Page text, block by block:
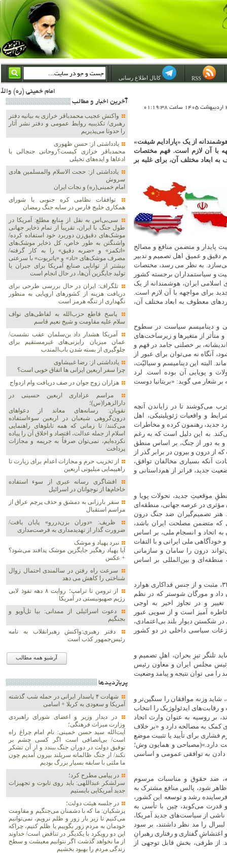
کانال اطلاع رسانی
امام خمینی (ره) والله اسلام تمامش سیاست است؛ ***** امام شهید: به گفتار امام و کردار امام اهتمام بورزید ***** امام خمینی(ره): ان شاء الله ما اندوه دلمان را در وقت مناسب با انتقام از امریکا و آل
از یک «پارادایم شیفت»
با آن لازم است. فهم مختصات
ابعاد مختلف آن، برای غلبه بر
پایدار و متضمن منافع و مصالح
دقیق و عمیق اهل تصمیم و تدبیر
به نظر می رسد، مختصات
و سیاستمداران برجسته کشور
اسلامی ایران، هوشمندانه از یک
برای مواجهه با آن لازم است.
معطوف به ابعاد مختلف آن،
و دینامیسم سیاست در سطوح
متأثر از متغیرها و زیرساخت‌های
بر خصلتی جامد در فهم و
آنگاه نه می‌توان برای عبور از
البته این دینامیسم و سیالیّت،
و پویایی آن بوده است. لرد
شعار می گوید: «بریتانیا دوست
می‌کوشند تا در زایاندن آنچه
و واقعیات ژئوپلیتیکی، اهل
جدید، رهنمون کرده و مخاطرات
به این دلیل است که به رغم
و به دور از جنگ، بر اساس منطق
درون و بیرون در برابر گذر از
آنکه بسیاری مخالفان توافق،
جدید، فراتر از هم‌داستانی و
موقعیتِ جدید، تحولات پویا و
در عرصه جهانی، منطقه‌ای
هنر تصمیم‌گیران ضد جنگ درون
که متضمن مصلحت ایران باشد،
اتحاد و انسجام ملی، بر اساس
ملی ایرانی و با التفات
درون را سامان و سازمانی
منطقه‌ای و بین‌المللی بر اساس
نگاه ایرانیان به ایالات متحده که در ذهنیت ایرانیان تا کودتای ۲۸ مرداد ۳۲، مثبت و از جنس فداکاری هوارد
داد و مورگان شوستر که در نظم
و در تجاوز اخیر به اوجی
آمیز است و از سویی عبور
شکستن دیوار بلند بی‌اعتمادی،
سیاسی داخلی در دو کشور
تلنگر تیزِ بحران، اهلِ تصمیم و
مجلس ایران و معاون رئیس
را می توان نتیجه و پیامد وضعیت
شاید وزنه موافقان را سنگین‌تر و
رقابت‌های ایدئولوژیک را انتخاب
بر روسیه به عنوان وارث اتحاد
کمک به مصالحه دارد و‌ «بر خلاف
فشاری برای تأیید یا تثبیت موضع
دارد.»(مصباحی و همایون وش؛
دادن به توافقی عمومی و اساسی
ضد حقوق و مناسبات مرسوم
ظاهر شود، پالس منافع مشترک به
فرساینده رشد و توسعه این کشور،
قدرت می‌کوبد، چین با تأسی به
ناشی از سیاست‌های جدید آمریکا،
را مد نظر داشتند، بر سود
گفتاری و رفتاری رهبرانِ
از طرفی، بخش قابل توجهی از
آخرين اخبار و مطالب
واکنش عجیب محمدباقر خرازی به بیانیه دفتر
رهبری/ تکذیبیه روابط عمومی و دفتر نشر آثار
را حدوثا می‌پذیریم
یادداشتی از: حسن ظهوری
محمدباقر خرازی کیست؟روحانی جنجالی با
ادعاها و ایده‌های تخیلی
یادداشتی از: حجت الاسلام والمسلمین هادی
سروش
امام خمینی(ره) و نجات ایران
توافقات نظامی کره جنوبی با شورای
همکاری خلیج فارس در سایه جنگ رمضان
سی‌بی‌اس به نقل از منابع مطلع: آمریکا در
طول جنگ با ایران، تقریباً از تمام ذخایر جهانی
موشک‌های دقیق‌زن دوربرد خود استفاده کرده/
واشنگتن به طور خاص، کل ذخایر موشک‌های
«اتکمز» و «ضربه دقیق» را به کار گرفته/
مصرف موشک‌های «تاد» و «پاتریوت» با سرعتی
بیشتر از توانایی صنایع آمریکا برای جبران یا
تولید جایگزین آن‌ها، در حال انجام است
تلگراف: ایران در حال بررسی طرحی برای
دریافت هزینه از کشورهای اروپایی به منظور
نگهداری از تنگه هرمز است
پاسخ قاطع حزب‌الله به لفاظی‌های نواف
سلام علیه مقاومت و شیخ نعیم قاسم
آمریکا هشدار داد بن‌سلمان عقب نشست/
عمان میزبان رایزنی‌های غیرمستقیم برای
جلوگیری از بسته شدن باب‌المندب
یادداشتی از: رضا غبیشاوی
چرا سفر اربعین ایرانی ها اتفاق خوبی است؟
هزاران زوج‌ جوان در صف دریافت وام ازدواج
مراسم عزاداری اربعین حسینی در
دارالزهرا(س)؛
نقویان: رسانه‌های معاند از دعواهای
درون‌گروهی شیعیان در اربعین سوءاستفاده
می‌کنند/ تا زمانی که همه تابلوهای راهنمایی
اسلام از جمله عدالت، اقتصاد و اخلاق آن را پیاده
نکرده‌ایم، نمی‌توان صرفاً به جریمه و مجازات
پرداخت
از تخریب حرم و مجازات اعدام برای زیارت تا
راهپیمایی میلیونی اربعین
افشاگری رسانه عبری از سوء استفاده
خاخام‌ها از نوجوانان در اسرائیل
سفر بارزانی به دمشق و حذف پرچم عراق از
مراسم استقبال
ظریف: «دوران بزن‌دررو» پایان یافت/
ضرورت گذار از تهدیدمداری به فرصت‌مداری
نبرد پهپاد و موشک‌
آیا پهپاد رهگیر جایگزین موشک‌ پدافند می‌شود؟
+ عکس
سرعت راه رفتن در سالمندی احتمال زوال
شناختی را کاهش می دهد
از ترومن تا ترامپ؛ روایت ۸ دهه نفوذ لابی
رژیم صهیونیستی در آمریکا
دعوت اسرائیلی از ممدانی: بیا تل‌آویو و
بجنگیم
دفتر رهبری:واکنش رهبرانقلاب به نامه
رئیس‌جمهور کذب است
آرشیو همه مطالب
پربازديدها
شهادت ۴ پاسدار ایرانی در حمله شب گذشته
آمریکا و سعودی به کربلا + اسامی
در دیدار وزیر و اعضای شورای راهبردی
وزارت‌ میراث فرهنگی؛
آیت‌الله سید حسن خمینی: نام امام چراغ راه
است/ بی‌انصافی است‌ اگر کسی چشم بر
توفیق دولت‌ در دوران جنگ ببندد و از آن تشکر
نکند/ از جنگ ظالمانه سربلند بیرون آمدیم چون
ما ملتی با سابقه بسیار بزرگ بودیم
در پیامی مطرح کرد؛
سرلشکر عبداللهی: باید روی تابوت و تجهیزات
جدید آمریکایی بایستیم
در جلسه هیئت دولت؛
پزشکیان: ما که با دشمنان می‌جنگیم و مقاومت
می‌کنیم تا زیر بار زور و ظلم نرویم، نمی‌توانیم
خودمان به مردم زور بگوییم یا ظلم کنیم، چراکه
این دو رویکرد با یکدیگر در تناقض است/ خداوند
از ما نخواهد گذشت اگر نتوانیم معیشت و سطح
زندگی مردم را بهبود بخشیم